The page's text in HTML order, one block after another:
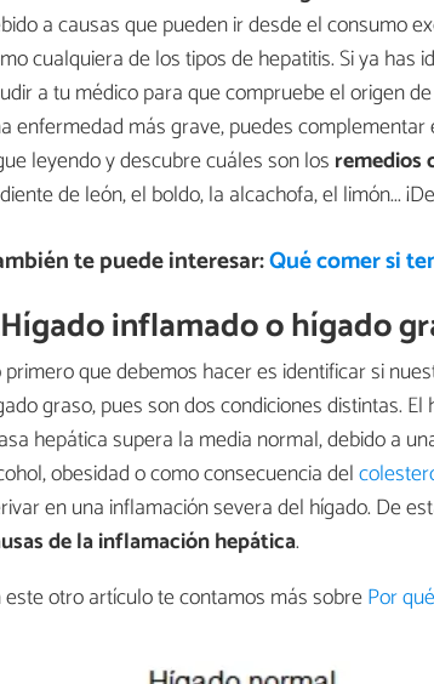
a causas que pueden ir desde el consumo
cualquiera de los tipos de hepatitis. Si ya has
a tu médico para que compruebe el origen
enfermedad más grave, puedes
leyendo y descubre cuáles son los remedios
de león, el boldo, la alcachofa, el limón...
te puede interesar:Qué comer si
inflamado o hígado
primero que debemos hacer es identificar si
graso, pues son dos condiciones distintas.
hepática supera la media normal, debido a
obesidad o como consecuencia del
en una inflamación severa del hígado. De
de la inflamación hepática.
este otro artículo te contamos más sobrePor